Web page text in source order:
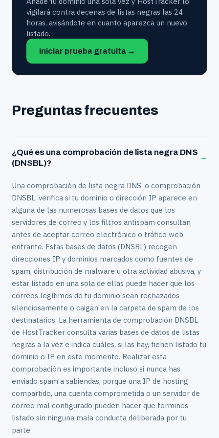
vigilará contra decenas de listas negras las 24
horas, avisándote en cuanto aparezca un nuevo
listado.
Iniciar prueba gratuita →
Preguntas frecuentes
¿Qué es una comprobación de lista negra DNS
(DNSBL)?
−
Una comprobación de lista negra DNS, o comprobación
DNSBL, verifica si tu dominio o dirección IP aparece en
alguna de las numerosas bases de datos que los
servidores de correo y los filtros antispam consultan
antes de aceptar correo electrónico o tráfico web
entrante. Estas bases de datos (DNSBL) recogen
direcciones IP y dominios marcados como fuentes de
spam, distribución de malware u otra actividad abusiva, y
estar listado en una sola de ellas puede hacer que los
correos legítimos de tu dominio sean rechazados
silenciosamente o caigan en la carpeta de spam de los
destinatarios. La herramienta de comprobación DNSBL
de HostTracker consulta varias bases de datos de listas
negras a la vez e indica cuáles, si las hay, tienen listado tu
dominio o IP en este momento. Realizar esta
comprobación es importante incluso si nunca has
enviado spam a sabiendas, porque una IP de hosting
compartido, una cuenta comprometida o un servidor de
correo mal configurado pueden hacer que termines
listado sin ninguna mala conducta deliberada por tu
parte.